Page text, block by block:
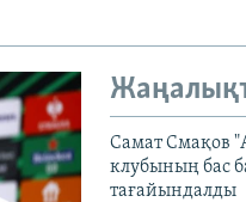
Самат Смақов
клубының бас
тағайындалды